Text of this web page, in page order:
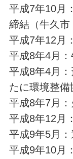
平成7年10月
締結（牛久市
平成7年12月
平成8年4月
平成8年4月
たに環境整備
平成8年7月
平成8年12月
平成9年5月
平成9年10月